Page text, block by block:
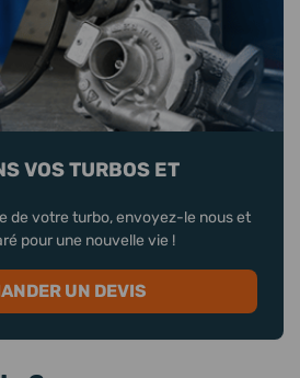
VOS TURBOS ET
de votre turbo, envoyez-le nous et
pour une nouvelle vie !
UN DEVIS